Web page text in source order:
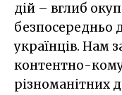
дій – вглиб
безпосередньо
українців. Нам
контентно-
різноманітних